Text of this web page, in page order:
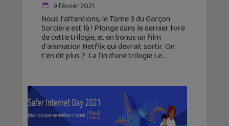
9 février 2021
Nous l'attentions, le Tome 3 du Garçon
Sorcière est là ! Plonge dans le dernier livre
de cette trilogie, et en bonus un film
d'animation Netflix qui devrait sortir. On
t'en dit plus ? La fin d'une trilogie Le